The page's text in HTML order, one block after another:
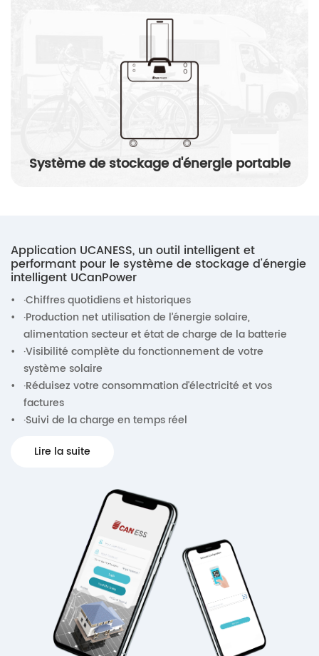
Système de stockage d'énergie portable
Application UCANESS, un outil intelligent et
performant pour le système de stockage d'énergie
intelligent UCanPower
• ·Chiffres quotidiens et historiques
• ·Production net utilisation de l’énergie solaire,
alimentation secteur et état de charge de la batterie
• ·Visibilité complète du fonctionnement de votre
système solaire
• ·Réduisez votre consommation d'électricité et vos
factures
• ·Suivi de la charge en temps réel
Lire la suite